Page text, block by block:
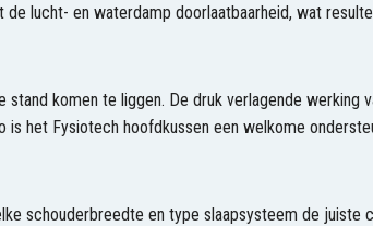
lucht- en waterdamp doorlaatbaarheid, wat
komen te liggen. De druk verlagende werking
het Fysiotech hoofdkussen een welkome
schouderbreedte en type slaapsysteem de juiste